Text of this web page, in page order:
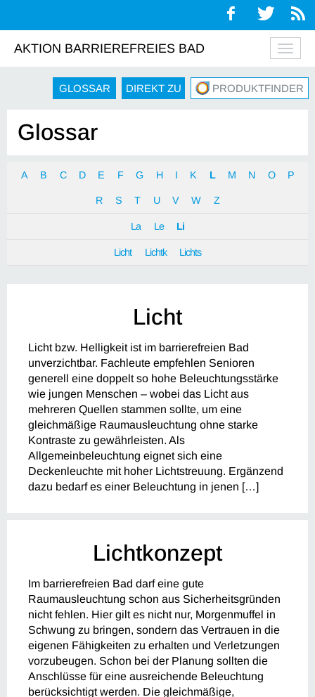
AKTION BARRIEREFREIES BAD
GLOSSAR DIREKT ZU PRODUKTFINDER
Glossar
A B C D E F G H I K L M N O P
R S T U V W Z
La Le Li
Licht Lichtk Lichts
Licht
Licht bzw. Helligkeit ist im barrierefreien Bad
unverzichtbar. Fachleute empfehlen Senioren
generell eine doppelt so hohe Beleuchtungsstärke
wie jungen Menschen – wobei das Licht aus
mehreren Quellen stammen sollte, um eine
gleichmäßige Raumausleuchtung ohne starke
Kontraste zu gewährleisten. Als
Allgemeinbeleuchtung eignet sich eine
Deckenleuchte mit hoher Lichtstreuung. Ergänzend
dazu bedarf es einer Beleuchtung in jenen […]
Lichtkonzept
Im barrierefreien Bad darf eine gute
Raumausleuchtung schon aus Sicherheitsgründen
nicht fehlen. Hier gilt es nicht nur, Morgenmuffel in
Schwung zu bringen, sondern das Vertrauen in die
eigenen Fähigkeiten zu erhalten und Verletzungen
vorzubeugen. Schon bei der Planung sollten die
Anschlüsse für eine ausreichende Beleuchtung
berücksichtigt werden. Die gleichmäßige,